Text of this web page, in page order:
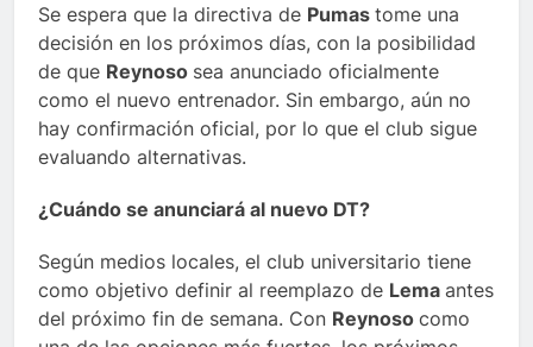
Se espera que la directiva de Pumas tome una
decisión en los próximos días, con la posibilidad
de que Reynoso sea anunciado oficialmente
como el nuevo entrenador. Sin embargo, aún no
hay confirmación oficial, por lo que el club sigue
evaluando alternativas.
¿Cuándo se anunciará al nuevo DT?
Según medios locales, el club universitario tiene
como objetivo definir al reemplazo de Lema antes
del próximo fin de semana. Con Reynoso como